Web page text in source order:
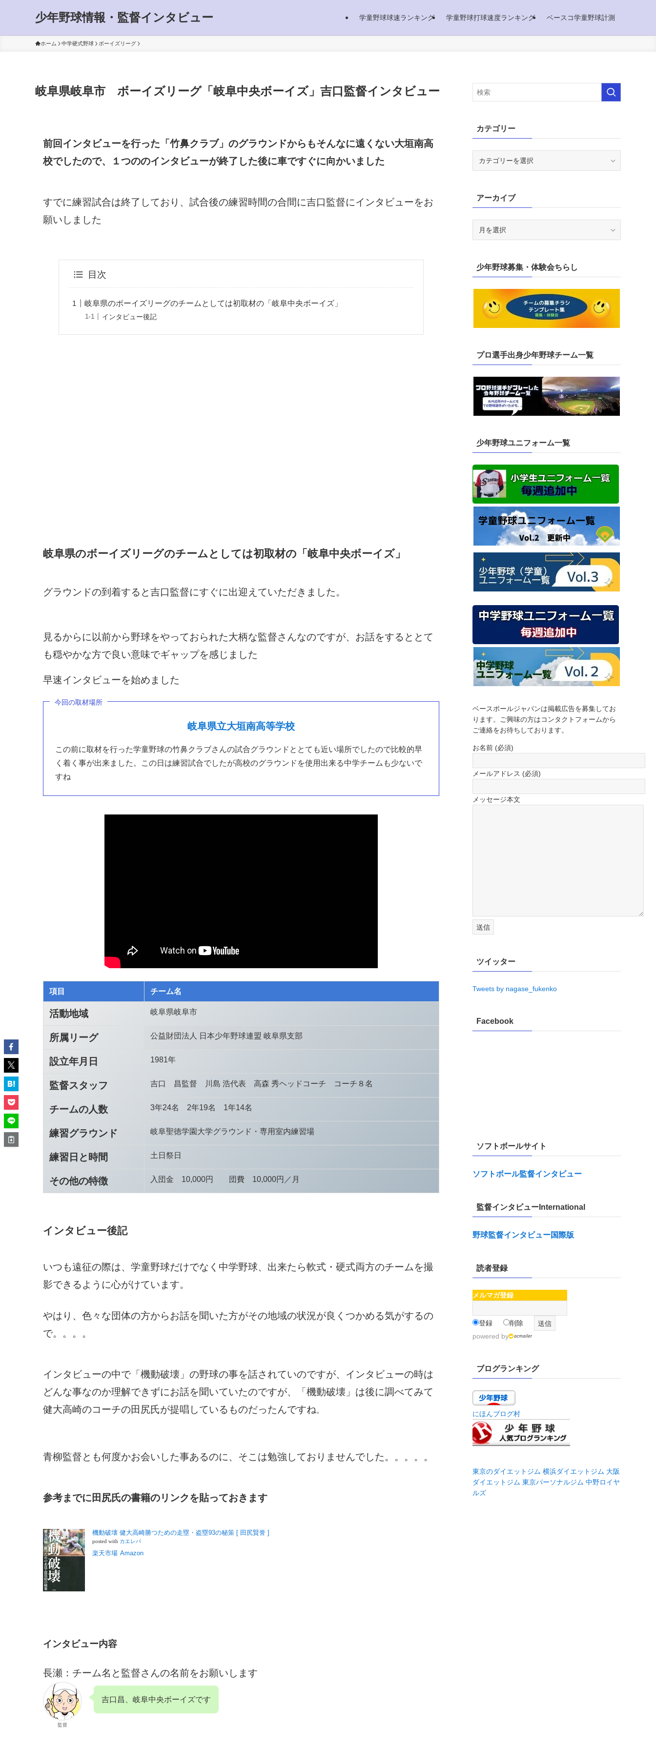
少年野球情報・監督インタビュー 学童野球球速ランキング 学童野球打球速度ランキング ベースコ学童野球計測
ホーム 中学硬式野球 ボーイズリーグ
岐阜県岐阜市 ボーイズリーグ「岐阜中央ボーイズ」吉口監督インタビュー
前回インタビューを行った「竹鼻クラブ」のグラウンドからもそんなに遠くない大垣南高
校でしたので、１つののインタビューが終了した後に車ですぐに向かいました
すでに練習試合は終了しており、試合後の練習時間の合間に吉口監督にインタビューをお
願いしました
目次
岐阜県のボーイズリーグのチームとしては初取材の「岐阜中央ボーイズ」
インタビュー後記
岐阜県のボーイズリーグのチームとしては初取材の「岐阜中央ボーイズ」
グラウンドの到着すると吉口監督にすぐに出迎えていただきました。
見るからに以前から野球をやっておられた大柄な監督さんなのですが、お話をするととて
も穏やかな方で良い意味でギャップを感じました
早速インタビューを始めました
今回の取材場所
岐阜県立大垣南高等学校
この前に取材を行った学童野球の竹鼻クラブさんの試合グラウンドととても近い場所でしたので比較的早
く着く事が出来ました。この日は練習試合でしたが高校のグラウンドを使用出来る中学チームも少ないで
すね
項目 チーム名
活動地域 岐阜県岐阜市
所属リーグ 公益財団法人 日本少年野球連盟 岐阜県支部
設立年月日 1981年
監督スタッフ 吉口 昌監督 川島 浩代表 高森 秀ヘッドコーチ コーチ８名
チームの人数 3年24名 2年19名 1年14名
練習グラウンド 岐阜聖徳学園大学グラウンド・専用室内練習場
練習日と時間 土日祭日
その他の特徴 入団金 10,000円 団費 10,000円／月
インタビュー後記
いつも遠征の際は、学童野球だけでなく中学野球、出来たら軟式・硬式両方のチームを撮
影できるように心がけています。
やはり、色々な団体の方からお話を聞いた方がその地域の状況が良くつかめる気がするの
で。。。。
インタビューの中で「機動破壊」の野球の事を話されていのですが、インタビューの時は
どんな事なのか理解できずにお話を聞いていたのですが、「機動破壊」は後に調べてみて
健大高崎のコーチの田尻氏が提唱しているものだったんですね。
青柳監督とも何度かお会いした事あるのに、そこは勉強しておりませんでした。。。。。
参考までに田尻氏の書籍のリンクを貼っておきます
機動破壊 健大高崎勝つための走塁・盗塁93の秘策 [ 田尻賢誉 ]
posted with カエレバ
楽天市場 Amazon
インタビュー内容
長瀬：チーム名と監督さんの名前をお願いします
監督
吉口昌、岐阜中央ボーイズです
カテゴリー
ーアーカイブ
ブ少年野球募集・体験会ちらし
プロ選手出身少年野球チーム一覧
少年野球ユニフォーム一覧
ベースボールジャパンは掲載広告を募集してお
ります。ご興味の方はコンタクトフォームから
ご連絡をお待ちしております。
お名前 (必須)
メールアドレス (必須)
メッセージ本文
ツイッター
Tweets by nagase_fukenko
Facebook
ソフトボールサイト
ソフトボール監督インタビュー
監督インタビューInternational
野球監督インタビュー国際版
読者登録
メルマガ登録
登録
削除
powered by
ブログランキング
にほんブログ村
東京のダイエットジム 横浜ダイエットジム 大阪
ダイエットジム 東京パーソナルジム 中野ロイヤ
ルズ